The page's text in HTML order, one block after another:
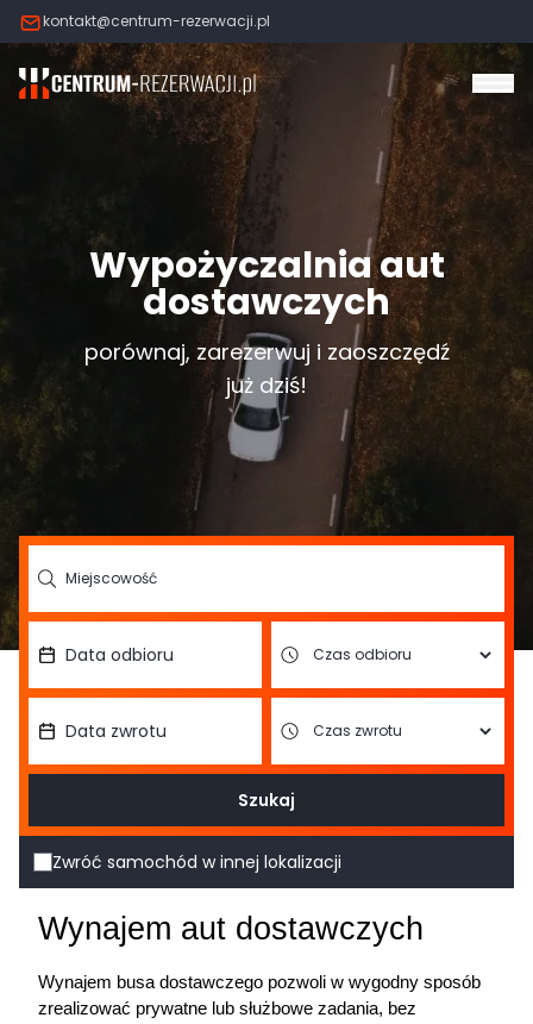
kontakt@centrum-rezerwacji.pl
Wypożyczalnia aut
dostawczych
porównaj, zarezerwuj i zaoszczędź
już dziś!
Zwróć samochód w innej lokalizacji
Szukaj
Wynajem aut dostawczych
Wynajem busa dostawczego pozwoli w wygodny sposób
zrealizować prywatne lub służbowe zadania, bez